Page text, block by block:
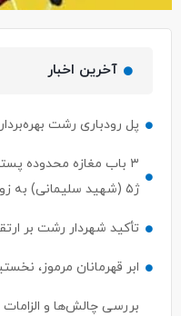
آخرین اخبار
پل رودباری رشت
۳ باب مغازه محدوده
ژ۵ (شهید سلیمانی) به زودی افتتاح می‌شود
تأکید شهردار رشت بر
ابر قهرمانان مرموز،
بررسی چالش‌ها و